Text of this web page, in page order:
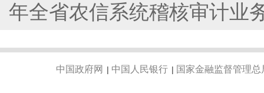
年全省农信系统稽核审计业
中国政府网 | 中国人民银行 | 国家金融监督管理总